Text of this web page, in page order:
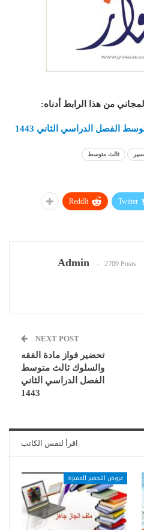
من هذا الرابط أدناه:
الفصل الدراسي الثاني 1443
ثالث متوسط
Twitter
ReddIt
Admin 2709 Posts
NEXT POST
تحضير فواز مادة الفقه
والسلوك ثالث متوسط
الفصل الدراسي الثاني
1443
اقرأ لنفس الكاتب
عروض التحضير المميزة